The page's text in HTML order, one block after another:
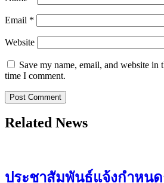
Email *
Website
Save my name, email, and website in
time I comment.
Related News
ประชาสัมพันธ์แจ้งกำหนด